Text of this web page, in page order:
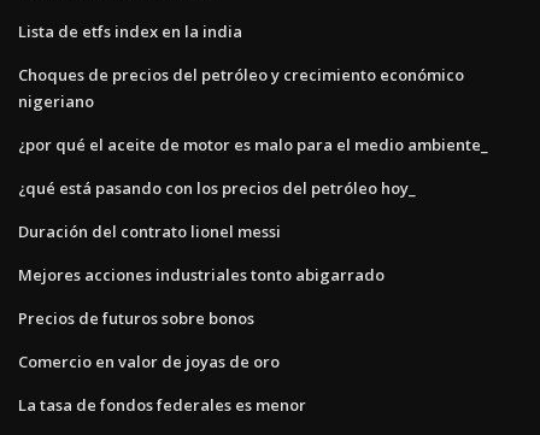
Lista de etfs index en la india
Choques de precios del petróleo y crecimiento económico
nigeriano
¿por qué el aceite de motor es malo para el medio ambiente_
¿qué está pasando con los precios del petróleo hoy_
Duración del contrato lionel messi
Mejores acciones industriales tonto abigarrado
Precios de futuros sobre bonos
Comercio en valor de joyas de oro
La tasa de fondos federales es menor